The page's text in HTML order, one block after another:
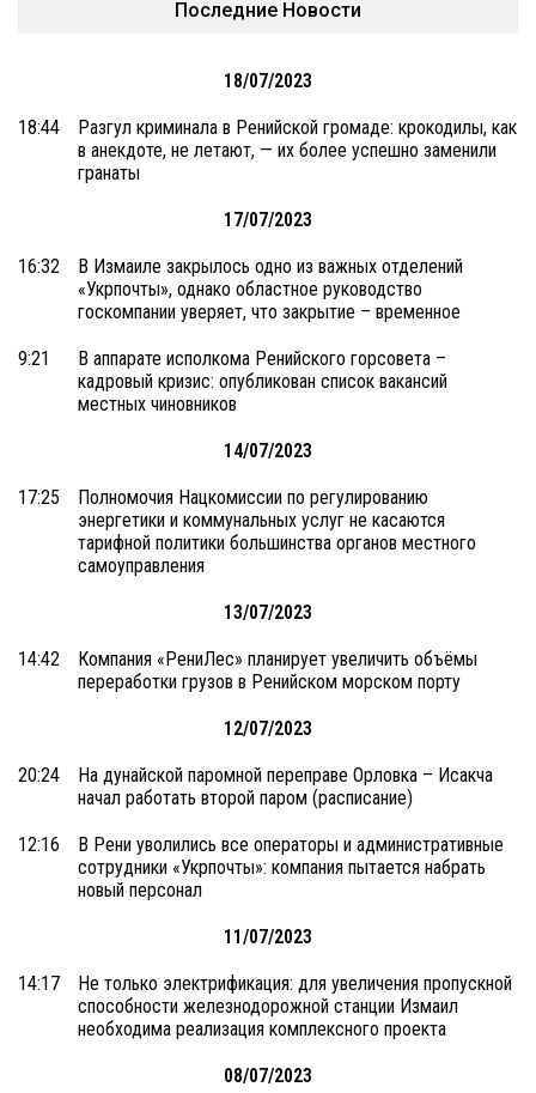
Последние Новости
18/07/2023
18:44
Разгул криминала в Ренийской громаде: крокодилы, как
в анекдоте, не летают, — их более успешно заменили
гранаты
17/07/2023
16:32
В Измаиле закрылось одно из важных отделений
«Укрпочты», однако областное руководство
госкомпании уверяет, что закрытие – временное
9:21
В аппарате исполкома Ренийского горсовета –
кадровый кризис: опубликован список вакансий
местных чиновников
14/07/2023
17:25
Полномочия Нацкомиссии по регулированию
энергетики и коммунальных услуг не касаются
тарифной политики большинства органов местного
самоуправления
13/07/2023
14:42
Компания «РениЛес» планирует увеличить объёмы
переработки грузов в Ренийском морском порту
12/07/2023
20:24
На дунайской паромной переправе Орловка – Исакча
начал работать второй паром (расписание)
12:16
В Рени уволились все операторы и административные
сотрудники «Укрпочты»: компания пытается набрать
новый персонал
11/07/2023
14:17
Не только электрификация: для увеличения пропускной
способности железнодорожной станции Измаил
необходима реализация комплексного проекта
08/07/2023